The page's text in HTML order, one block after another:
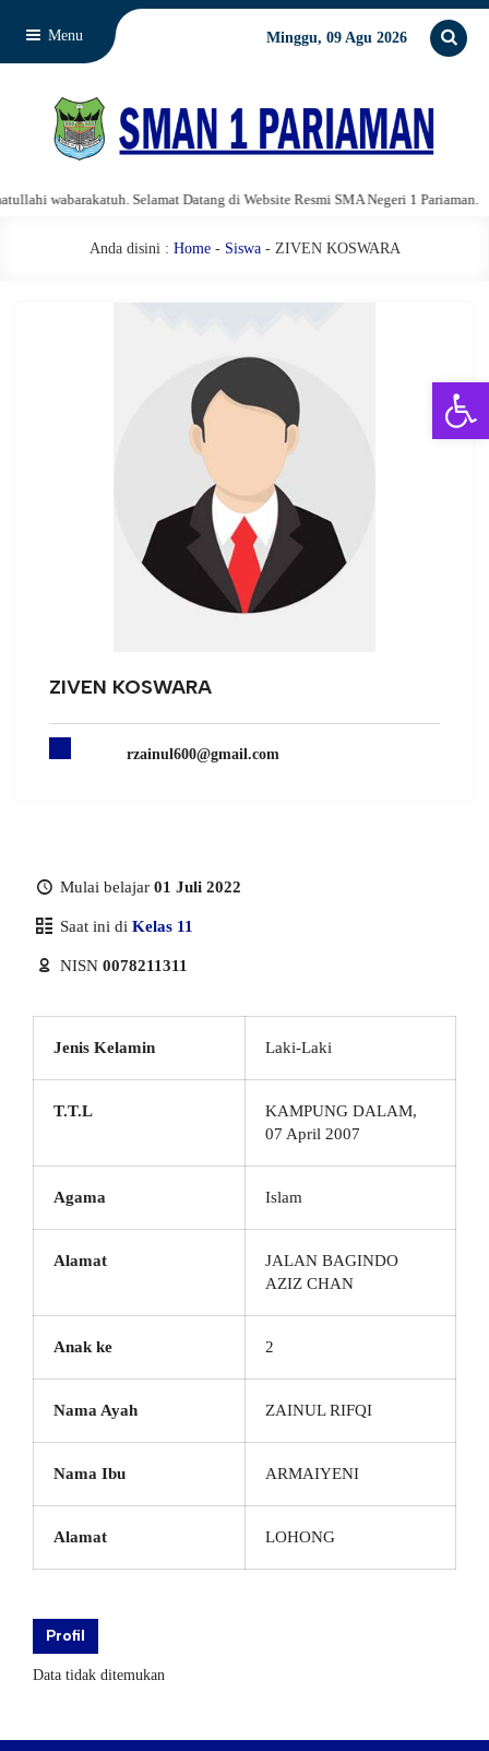
Menu Minggu, 09 Agu 2026
wabarakatuh. Selamat Datang di Website Resmi SMA Negeri 1 Pariaman.
Anda disini : Home- Siswa- ZIVEN KOSWARA
ZIVEN KOSWARA
rzainul600@gmail.com
Mulai belajar 01 Juli 2022
Saat ini di Kelas 11
NISN 0078211311
Jenis Kelamin Laki-Laki
T.T.L
KAMPUNG DALAM,
07 April 2007
Agama Islam
Alamat
JALAN BAGINDO
AZIZ CHAN
Anak ke 2
Nama Ayah ZAINUL RIFQI
Nama Ibu ARMAIYENI
Alamat LOHONG
Profil
Data tidak ditemukan